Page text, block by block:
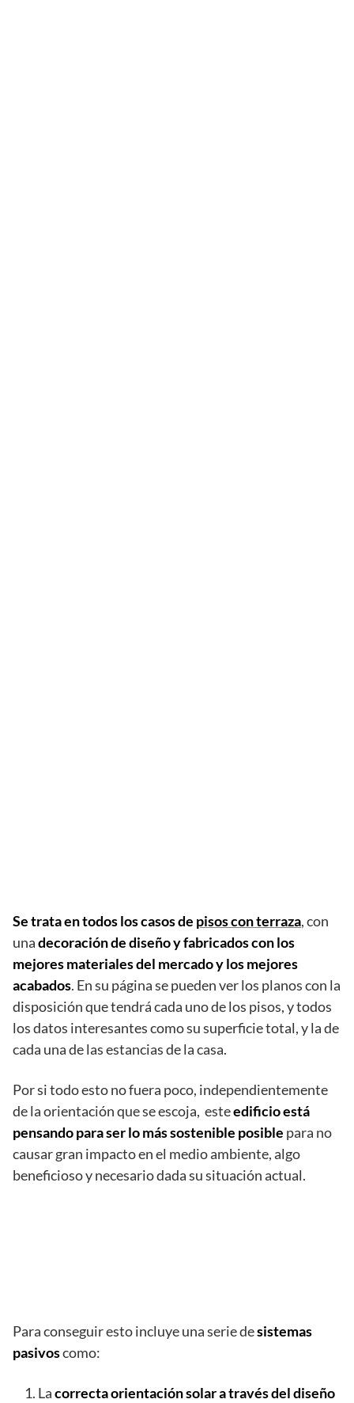
Se trata en todos los casos de pisos con terraza, con
unadecoración de diseño y fabricados con los
mejores materiales del mercado y los mejores
acabados. En su página se pueden ver los planos con la
disposición que tendrá cada uno de los pisos, y todos
los datos interesantes como su superficie total, y la de
cada una de las estancias de la casa.
Por si todo esto no fuera poco, independientemente
de la orientación que se escoja, esteedificio está
pensando para ser lo más sostenible posible para no
causar gran impacto en el medio ambiente, algo
beneficioso y necesario dada su situación actual.
Para conseguir esto incluye una serie desistemas
pasivoscomo:
Lacorrecta orientación solar a través del diseño